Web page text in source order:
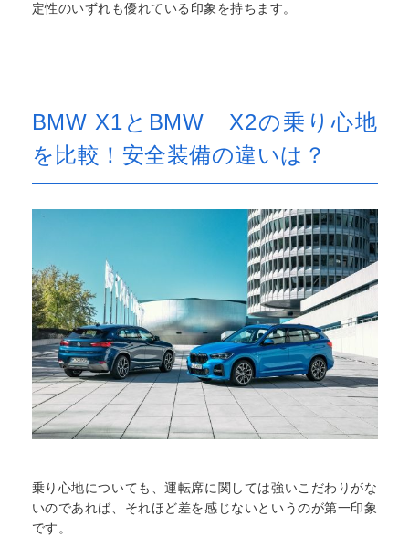
定性のいずれも優れている印象を持ちます。
BMW X1とBMW X2の乗り心地
を比較！安全装備の違いは？
乗り心地についても、運転席に関しては強いこだわりがな
いのであれば、それほど差を感じないというのが第一印象
です。